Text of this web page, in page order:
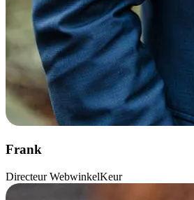
Frank
Directeur WebwinkelKeur